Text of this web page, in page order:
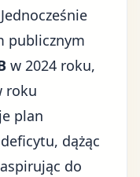
publicznym
w 2024 roku,
roku
plan
dążąc
do